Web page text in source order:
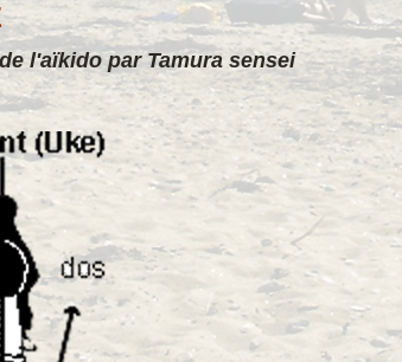
l'aïkido par Tamura sensei